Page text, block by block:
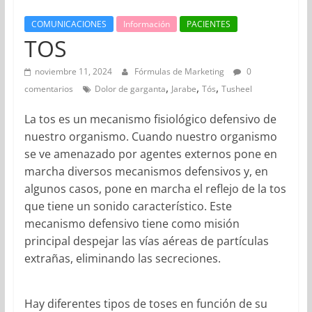
COMUNICACIONES Información PACIENTES
TOS
noviembre 11, 2024 Fórmulas de Marketing
0
comentarios
Dolor de garganta, Jarabe, Tós, Tusheel
La tos es un mecanismo fisiológico defensivo de
nuestro organismo. Cuando nuestro organismo
se ve amenazado por agentes externos pone en
marcha diversos mecanismos defensivos y, en
algunos casos, pone en marcha el reflejo de la tos
que tiene un sonido característico. Este
mecanismo defensivo tiene como misión
principal despejar las vías aéreas de partículas
extrañas, eliminando las secreciones.
Hay diferentes tipos de toses en función de su